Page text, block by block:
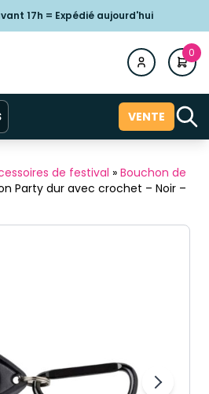
17h = Expédié aujourd'hui
0
VENTE
de festival » Bouchon de
Party dur avec crochet – Noir –